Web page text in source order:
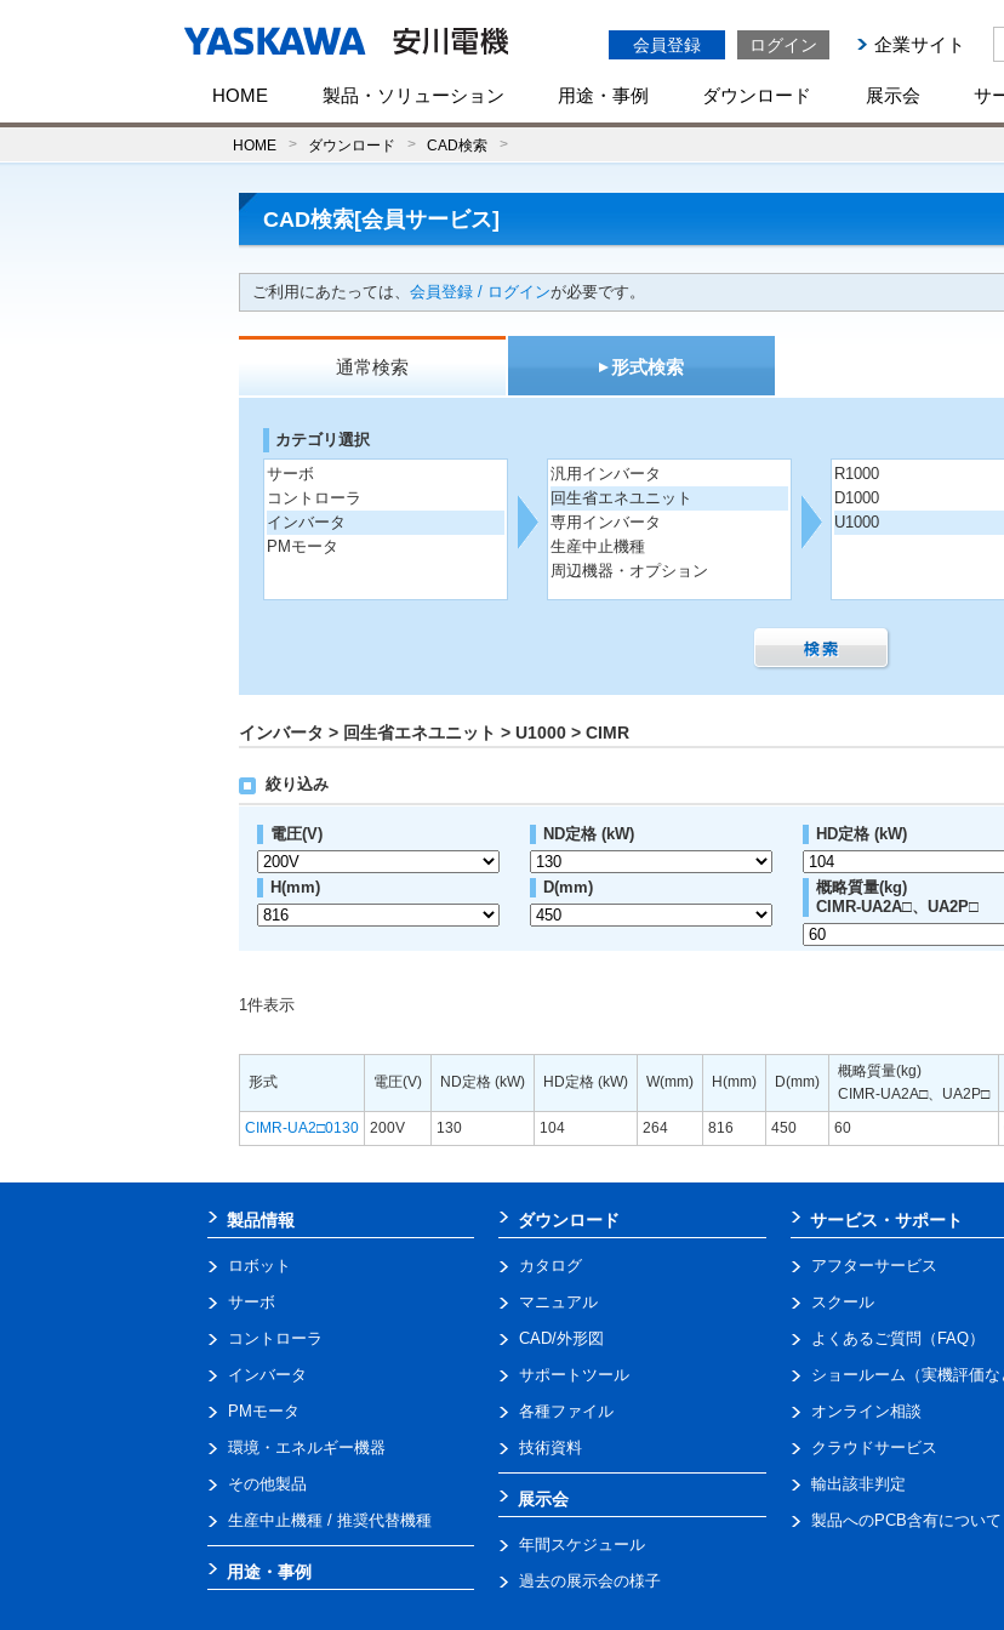
会員登録 ログイン 企業サイト
HOME 製品・ソリューション 用途・事例 ダウンロード 展示会 サ
HOME ダウンロード CAD検索
CAD検索[会員サービス]
ご利用にあたっては、 会員登録 / ログインが必要です。
通常検索 形式検索
カテゴリ選択
サーボ
コントローラ
インバータ
PMモータ
汎用インバータ
回生省エネユニット
専用インバータ
生産中止機種
周辺機器・オプション
R1000
D1000
U1000
インバータ > 回生省エネユニット > U1000 > CIMR
絞り込み
電圧(V) ND定格 (kW) HD定格 (kW)
H(mm) D(mm)
概略質量(kg)
CIMR-UA2A□、UA2P□
1件表示
形式 電圧(V) ND定格 (kW) HD定格 (kW) W(mm) H(mm) D(mm)
概略質量(kg)
CIMR-UA2A□、UA2P□
CIMR-UA2□0130
200V 130 104 264 816 450 60
製品情報
ロボット
サーボ
コントローラ
インバータ
PMモータ
環境・エネルギー機器
その他製品
生産中止機種 / 推奨代替機種
用途・事例
ダウンロード
カタログ
マニュアル
CAD/外形図
サポートツール
各種ファイル
技術資料
展示会
年間スケジュール
過去の展示会の様子
サービス・サポート
アフターサービス
スクール
よくあるご質問（FAQ）
ショールーム（実機評価な
オンライン相談
クラウドサービス
輸出該非判定
製品へのPCB含有について